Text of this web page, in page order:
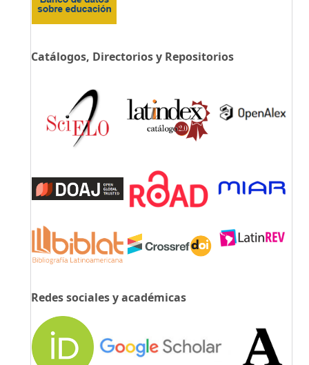
Catálogos, Directorios y Repositorios
Redes sociales y académicas